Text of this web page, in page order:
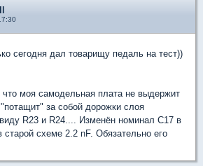
сегодня дал товарищу педаль на тест))
что моя самодельная плата не выдержит
за собой дорожки слоя
R23 и R24.... Изменён номинал C17 в
старой схеме 2.2 nF. Обязательно его